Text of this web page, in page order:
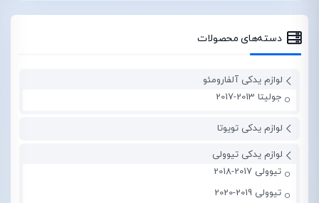
دسته‌های محصولات
لوازم یدکی آلفارومئو
جولیتا 2013-2017
لوازم یدکی تویوتا
لوازم یدکی تیوولی
تیوولی 2017-2018
تیوولی 2019-2020